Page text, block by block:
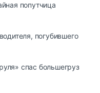
попутчица
погубившего
спас большегруз